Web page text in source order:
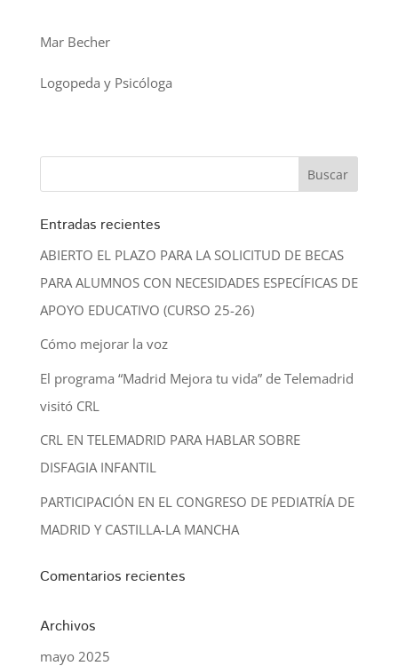
Mar Becher
Logopeda y Psicóloga
Entradas recientes
ABIERTO EL PLAZO PARA LA SOLICITUD DE BECAS
PARA ALUMNOS CON NECESIDADES ESPECÍFICAS DE
APOYO EDUCATIVO (CURSO 25-26)
Cómo mejorar la voz
El programa “Madrid Mejora tu vida” de Telemadrid
visitó CRL
CRL EN TELEMADRID PARA HABLAR SOBRE
DISFAGIA INFANTIL
PARTICIPACIÓN EN EL CONGRESO DE PEDIATRÍA DE
MADRID Y CASTILLA-LA MANCHA
Comentarios recientes
Archivos
mayo 2025